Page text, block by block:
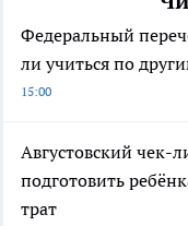
Федеральный
ли учиться по
15:00
Августовский чек-
подготовить
трат